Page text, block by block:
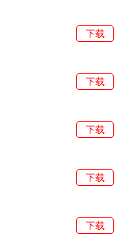
下载
下载
下载
下载
下载